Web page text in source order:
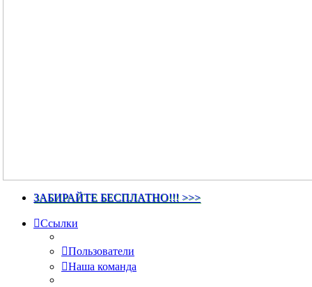
ЗАБИРАЙТЕ БЕСПЛАТНО!!! >>>
Ссылки
Пользователи
Наша команда